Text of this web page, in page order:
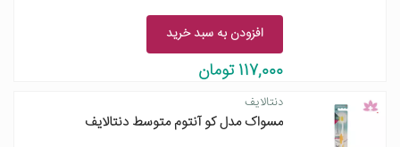
افزودن به سبد خرید
117,000 تومان
دنتالایف
مسواک مدل کو آنتوم متوسط دنتالایف